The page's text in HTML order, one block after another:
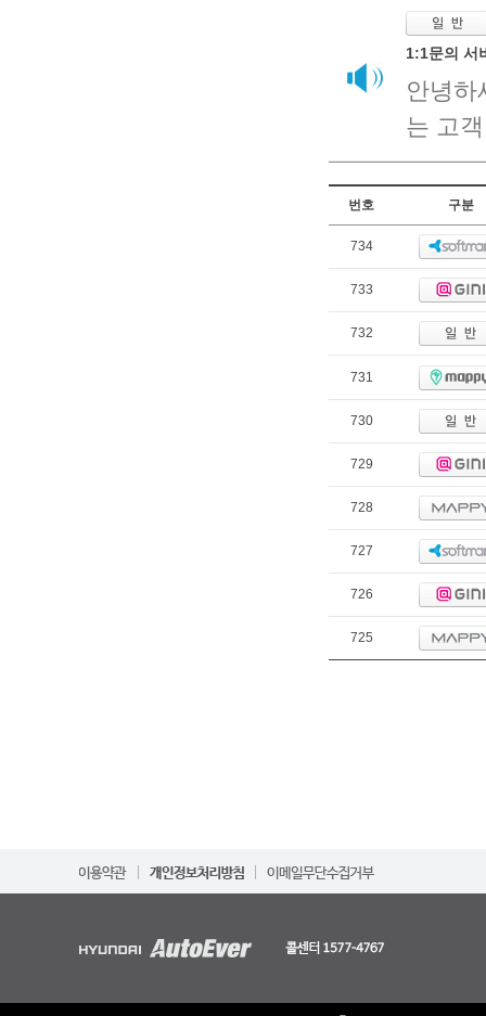
1:1문의 서
안녕하
는 고
번호 구분
734
733
732
731
730
729
728
727
726
725